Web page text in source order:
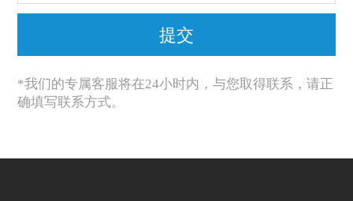
*我们的专属客服将在24小时内，与您取得联系，请正
确填写联系方式。